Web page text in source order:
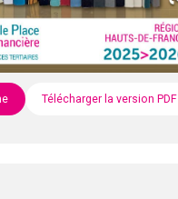
Télécharger la version PDF